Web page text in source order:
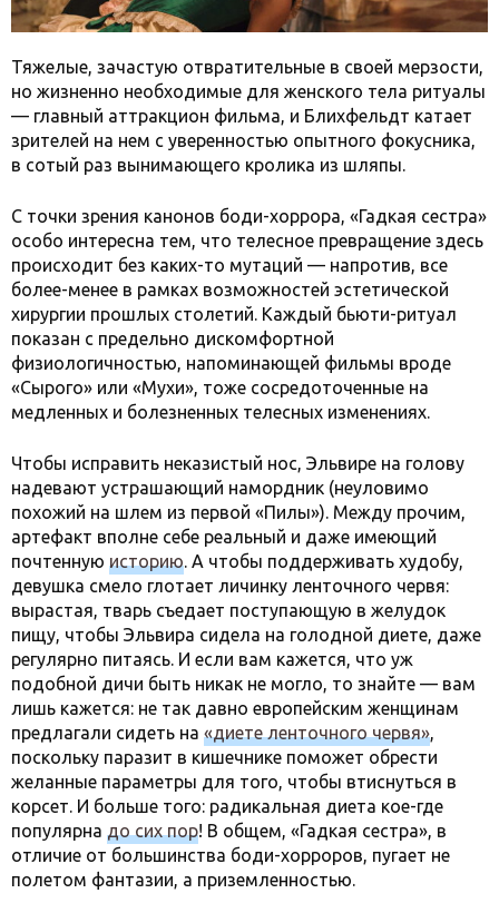
Тяжелые, зачастую отвратительные в своей мерзости,
но жизненно необходимые для женского тела ритуалы
— главный аттракцион фильма, и Блихфельдт катает
зрителей на нем с уверенностью опытного фокусника,
в сотый раз вынимающего кролика из шляпы.
С точки зрения канонов боди-хоррора, «Гадкая сестра»
особо интересна тем, что телесное превращение здесь
происходит без каких-то мутаций — напротив, все
более-менее в рамках возможностей эстетической
хирургии прошлых столетий. Каждый бьюти-ритуал
показан с предельно дискомфортной
физиологичностью, напоминающей фильмы вроде
«Сырого» или «Мухи», тоже сосредоточенные на
медленных и болезненных телесных изменениях.
Чтобы исправить неказистый нос, Эльвире на голову
надевают устрашающий намордник (неуловимо
похожий на шлем из первой «Пилы»). Между прочим,
артефакт вполне себе реальный и даже имеющий
почтенную историю. А чтобы поддерживать худобу,
девушка смело глотает личинку ленточного червя:
вырастая, тварь съедает поступающую в желудок
пищу, чтобы Эльвира сидела на голодной диете, даже
регулярно питаясь. И если вам кажется, что уж
подобной дичи быть никак не могло, то знайте — вам
лишь кажется: не так давно европейским женщинам
предлагали сидеть на «диете ленточного червя»,
поскольку паразит в кишечнике поможет обрести
желанные параметры для того, чтобы втиснуться в
корсет. И больше того: радикальная диета кое-где
популярна до сих пор! В общем, «Гадкая сестра», в
отличие от большинства боди-хорроров, пугает не
полетом фантазии, а приземленностью.